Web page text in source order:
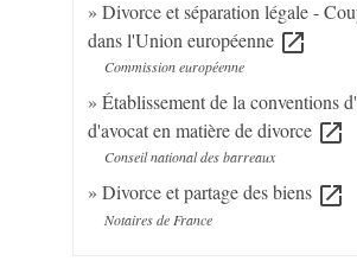
Divorce et séparation légale -
dans l'Union européenne open_in_new
Commission européenne
Établissement de la conventions
d'avocat en matière de divorce open_in_new
Conseil national des barreaux
Divorce et partage des biens open_in_new
Notaires de France